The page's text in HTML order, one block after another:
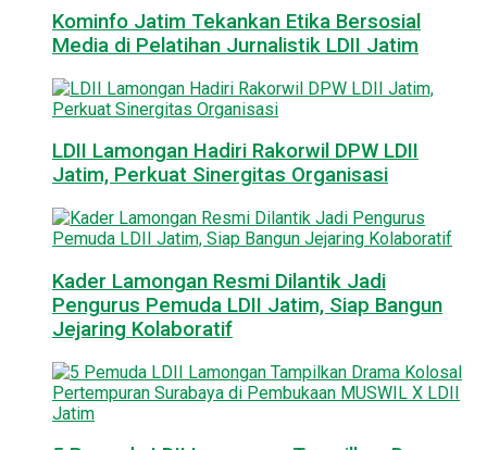
Kominfo Jatim Tekankan Etika Bersosial
Media di Pelatihan Jurnalistik LDII Jatim
LDII Lamongan Hadiri Rakorwil DPW LDII
Jatim, Perkuat Sinergitas Organisasi
Kader Lamongan Resmi Dilantik Jadi
Pengurus Pemuda LDII Jatim, Siap Bangun
Jejaring Kolaboratif